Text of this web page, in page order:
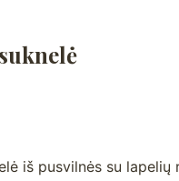
iš pusvilnės su lapelių